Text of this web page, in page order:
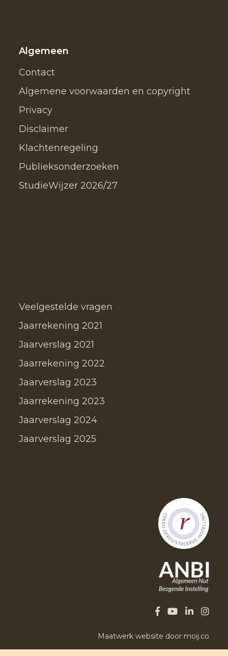
Algemeen
Contact
Algemene voorwaarden en copyright
Privacy
Disclaimer
Klachtenregeling
Publieksonderzoeken
StudieWijzer 2026/27
Veelgestelde vragen
Jaarrekening 2021
Jaarverslag 2021
Jaarrekening 2022
Jaarverslag 2023
Jaarrekening 2023
Jaarverslag 2024
Jaarverslag 2025
Maatwerk website door moij.co